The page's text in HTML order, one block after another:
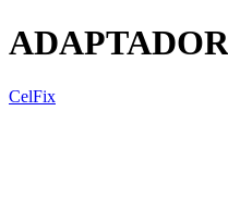
CelFix